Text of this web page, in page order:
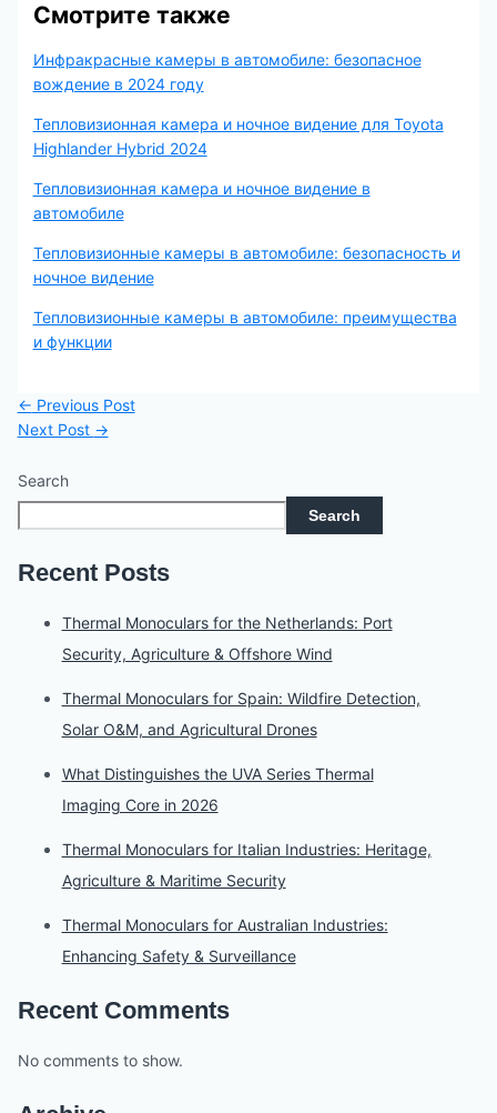
Смотрите также
Инфракрасные камеры в автомобиле: безопасное
вождение в 2024 году
Тепловизионная камера и ночное видение для Toyota
Highlander Hybrid 2024
Тепловизионная камера и ночное видение в
автомобиле
Тепловизионные камеры в автомобиле: безопасность и
ночное видение
Тепловизионные камеры в автомобиле: преимущества
и функции
← Previous Post
Next Post →
Search
Search
Recent Posts
Thermal Monoculars for the Netherlands: Port
Security, Agriculture & Offshore Wind
Thermal Monoculars for Spain: Wildfire Detection,
Solar O&M, and Agricultural Drones
What Distinguishes the UVA Series Thermal
Imaging Core in 2026
Thermal Monoculars for Italian Industries: Heritage,
Agriculture & Maritime Security
Thermal Monoculars for Australian Industries:
Enhancing Safety & Surveillance
Recent Comments
No comments to show.